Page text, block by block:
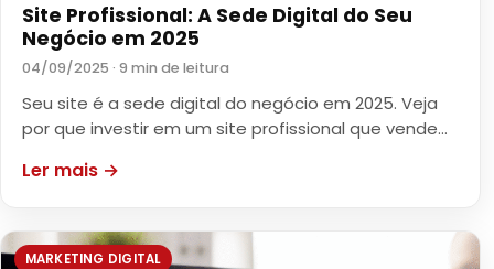
Site Profissional: A Sede Digital do Seu
Negócio em 2025
04/09/2025 · 9 min de leitura
Seu site é a sede digital do negócio em 2025. Veja
por que investir em um site profissional que vende…
Ler mais →
MARKETING DIGITAL